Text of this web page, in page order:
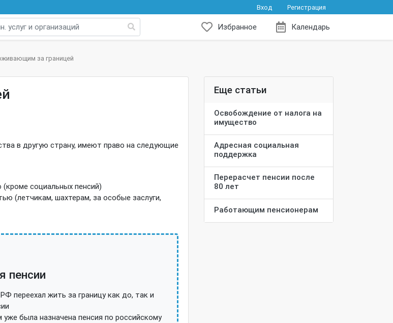
Вход Регистрация
Избранное Календарь
за границей
в другую страну, имеют право на следующие
социальных пенсий)
(летчикам, шахтерам, за особые заслуги,
пенсии
переехал жить за границу как до, так и
была назначена пенсия по российскому
Еще статьи
Освобождение от налога на
имущество
Адресная социальная
поддержка
Перерасчет пенсии после
80 лет
Работающим пенсионерам